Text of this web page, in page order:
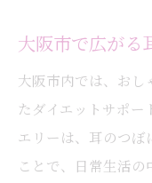
大阪市で広がる
大阪市内では、おし
たダイエットサポー
エリーは、耳のつぼ
ことで、日常生活